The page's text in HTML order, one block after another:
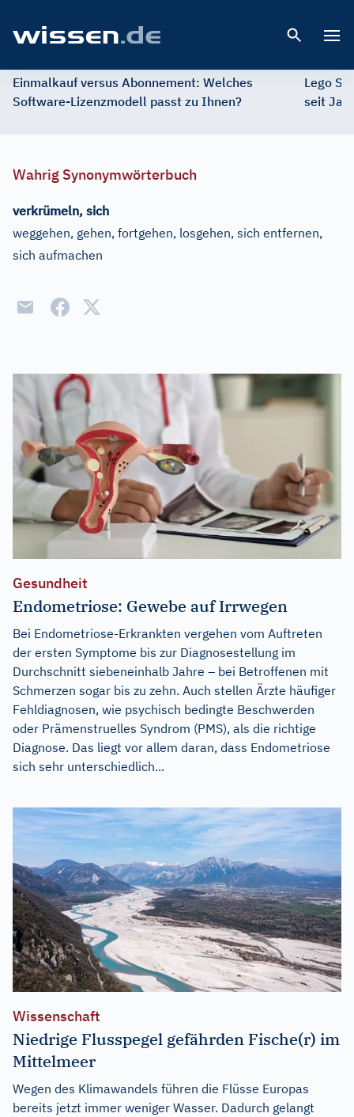
Einmalkauf versus Abonnement: Welches
Software-Lizenzmodell passt zu Ihnen?
Lego
seit
Wahrig Synonymwörterbuch
verkrümeln, sich
weggehen, gehen, fortgehen, losgehen, sich entfernen,
sich aufmachen
Gesundheit
Endometriose: Gewebe auf Irrwegen
Bei Endometriose-Erkrankten vergehen vom Auftreten
der ersten Symptome bis zur Diagnosestellung im
Durchschnitt siebeneinhalb Jahre – bei Betroffenen mit
Schmerzen sogar bis zu zehn. Auch stellen Ärzte häufiger
Fehldiagnosen, wie psychisch bedingte Beschwerden
oder Prämenstruelles Syndrom (PMS), als die richtige
Diagnose. Das liegt vor allem daran, dass Endometriose
sich sehr unterschiedlich...
Wissenschaft
Niedrige Flusspegel gefährden Fische(r) im
Mittelmeer
Wegen des Klimawandels führen die Flüsse Europas
bereits jetzt immer weniger Wasser. Dadurch gelangt